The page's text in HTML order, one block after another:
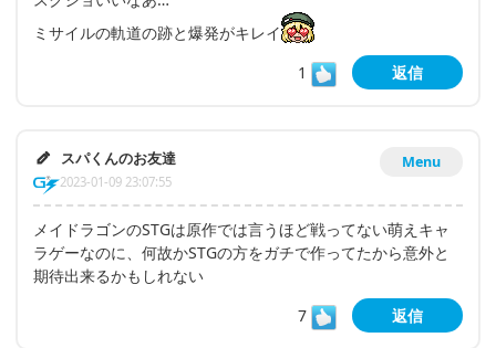
ミサイルの軌道の跡と爆発がキレイ
1
返信
Menu
スパくんのお友達
2023-01-09 23:07:55
メイドラゴンのSTGは原作では言うほど戦ってない萌えキャ
ラゲーなのに、何故かSTGの方をガチで作ってたから意外と
期待出来るかもしれない
7
返信